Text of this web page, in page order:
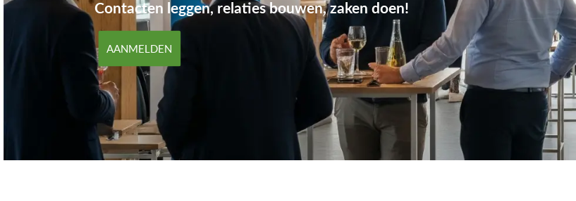
Contacten leggen, relaties bouwen, zaken doen!
AANMELDEN